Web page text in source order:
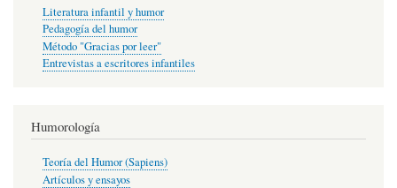
Literatura infantil y humor
Pedagogía del humor
Método "Gracias por leer"
Entrevistas a escritores infantiles
Humorología
Teoría del Humor (Sapiens)
Artículos y ensayos